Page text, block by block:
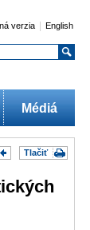
verzia English
Médiá
Tlačiť